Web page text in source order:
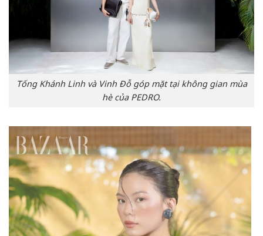
Tống Khánh Linh và Vinh Đỗ góp mặt tại không gian mùa
hè của PEDRO.